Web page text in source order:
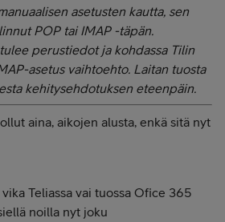
asetusten kautta, sen
POP tai IMAP -täpän.
perustiedot ja kohdassa Tilin
asetus vaihtoehto. Laitan tuosta
kehitysehdotuksen eteenpäin.
aina, aikojen alusta, enkä sitä nyt
Teliassa vai tuossa Ofice 365
noilla nyt joku